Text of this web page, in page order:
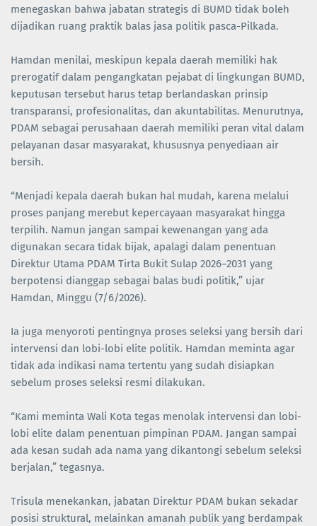
menegaskan bahwa jabatan strategis di BUMD tidak boleh
dijadikan ruang praktik balas jasa politik pasca-Pilkada.
Hamdan menilai, meskipun kepala daerah memiliki hak
prerogatif dalam pengangkatan pejabat di lingkungan BUMD,
keputusan tersebut harus tetap berlandaskan prinsip
transparansi, profesionalitas, dan akuntabilitas. Menurutnya,
PDAM sebagai perusahaan daerah memiliki peran vital dalam
pelayanan dasar masyarakat, khususnya penyediaan air
bersih.
“Menjadi kepala daerah bukan hal mudah, karena melalui
proses panjang merebut kepercayaan masyarakat hingga
terpilih. Namun jangan sampai kewenangan yang ada
digunakan secara tidak bijak, apalagi dalam penentuan
Direktur Utama PDAM Tirta Bukit Sulap 2026–2031 yang
berpotensi dianggap sebagai balas budi politik,” ujar
Hamdan, Minggu (7/6/2026).
Ia juga menyoroti pentingnya proses seleksi yang bersih dari
intervensi dan lobi-lobi elite politik. Hamdan meminta agar
tidak ada indikasi nama tertentu yang sudah disiapkan
sebelum proses seleksi resmi dilakukan.
“Kami meminta Wali Kota tegas menolak intervensi dan lobi-
lobi elite dalam penentuan pimpinan PDAM. Jangan sampai
ada kesan sudah ada nama yang dikantongi sebelum seleksi
berjalan,” tegasnya.
Trisula menekankan, jabatan Direktur PDAM bukan sekadar
posisi struktural, melainkan amanah publik yang berdampak